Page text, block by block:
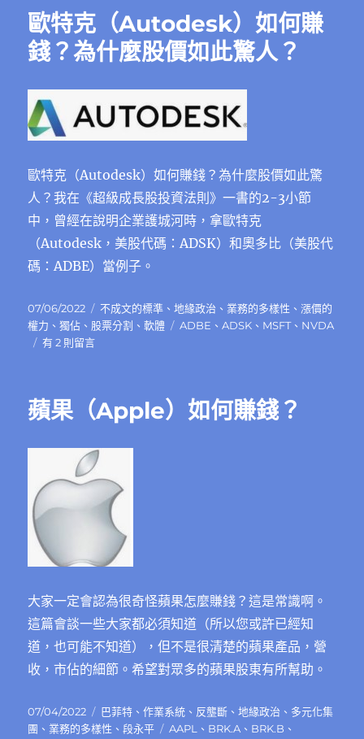
歐特克（Autodesk）如何賺
錢？為什麼股價如此驚人？
歐特克（Autodesk）如何賺錢？為什麼股價如此驚
人？我在《超級成長股投資法則》一書的2-3小節
中，曾經在說明企業護城河時，拿歐特克
（Autodesk，美股代碼：ADSK）和奧多比（美股代
碼：ADBE）當例子。
發
佈
日
07/06/2022
分
類
不成文的標準 、地緣政治 、 業務的多樣性 、漲價的
權力 、獨佔 、 股票分割 、軟體
標
ADBE 、ADSK 、 MSFT、 NVDA
在
（Autodesk）
錢？
為
什
股
價
此
驚
人？〉
中
有 2 則留言
蘋果（Apple）如何賺錢？
大家一定會認為很奇怪蘋果怎麼賺錢？這是常識啊。
這篇會談一些大家都必須知道（所以您或許已經知
道，也可能不知道），但不是很清楚的蘋果產品，營
收，市佔的細節。希望對眾多的蘋果股東有所幫助。
發
佈
07/04/2022
分
類
巴菲特 、作業系統 、 反壟斷 、地緣政治 、 多元化集
團 、 業務的多樣性 、段永平
標
AAPL 、 BRK.A 、 BRK.B 、